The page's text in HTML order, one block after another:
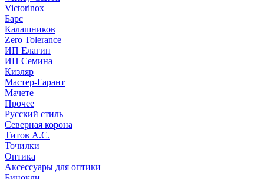
Victorinox
Барс
Калашников
Zero Tolerance
ИП Елагин
ИП Семина
Кизляр
Мастер-Гарант
Мачете
Прочее
Русский стиль
Северная корона
Титов А.С.
Точилки
Оптика
Аксессуары для оптики